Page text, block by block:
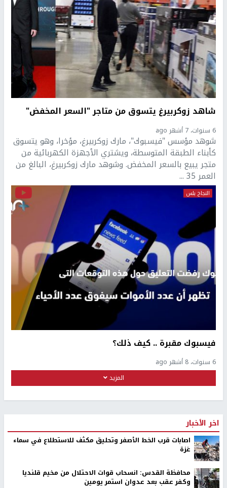
شاهد زوكربيرغ يتسوق من متاجر "السعر المخفض"
6 سنوات، 7 أشهر ago
شوهد مؤسس "فيسبوك"، مارك زوكربيرغ، مؤخرا، وهو يتسوق
كأبناء الطبقة المتوسطة، ويشتري الأجهزة الكهربائية من
متجر يبيع بالسعر المخفض. وشوهد مارك زوكربيرغ، البالغ من
العمر 35 ...
النجاح بلس
فيسبوك مقبرة .. كيف ذلك؟
6 سنوات، 8 أشهر ago
المزيد
اخر الأخبار
اصابات قرب الخط الأصفر وتحليق مكثف للاستطلاع في سماء
غزة
محافظة القدس: انسحاب قوات الاحتلال من مخيم قلنديا
وكفر عقب بعد عدوان استمر يومين